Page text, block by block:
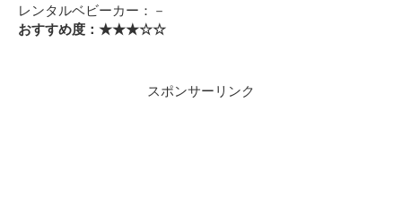
レンタルベビーカー：－
おすすめ度：★★★☆☆
スポンサーリンク